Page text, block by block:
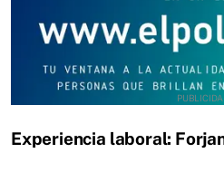
Experiencia laboral: